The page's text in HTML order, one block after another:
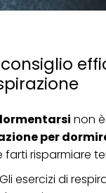
non
per
risparmiare
esercizi di